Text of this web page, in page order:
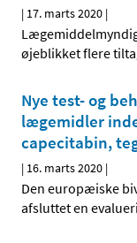
| 17. marts 2020 |
øjeblikket flere
Nye test- og
lægemidler
capecitabin,
| 16. marts 2020 |
Den europæiske
afsluttet en